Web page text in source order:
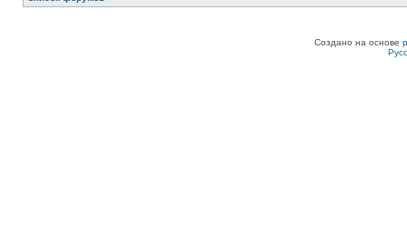
Создано на основе